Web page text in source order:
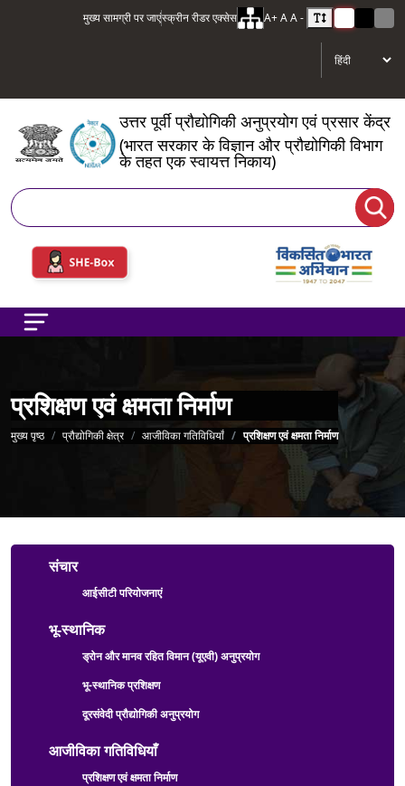
मुख्य सामग्री पर जाएंस्क्रीन रीडर एक्सेस A+AA -
उत्तर पूर्वी प्रौद्योगिकी अनुप्रयोग एवं प्रसार केंद्र
(भारत सरकार के विज्ञान और प्रौद्योगिकी विभाग
के तहत एक स्वायत्त निकाय)
खोज
प्रशिक्षण एवं क्षमता निर्माण
पग चिन्ह
मुख्य पृष्ठ प्रौद्योगिकी क्षेत्र आजीविका गतिविधियाँ प्रशिक्षण एवं क्षमता निर्माण
Technology Sector Menu
संचार
आईसीटी परियोजनाएं
भू-स्थानिक
ड्रोन और मानव रहित विमान (यूएवी) अनुप्रयोग
भू-स्थानिक प्रशिक्षण
दूरसंवेदी प्रौद्योगिकी अनुप्रयोग
आजीविका गतिविधियाँ
प्रशिक्षण एवं क्षमता निर्माण